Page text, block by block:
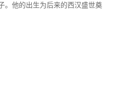
。他的出生为后来的西汉盛世奠